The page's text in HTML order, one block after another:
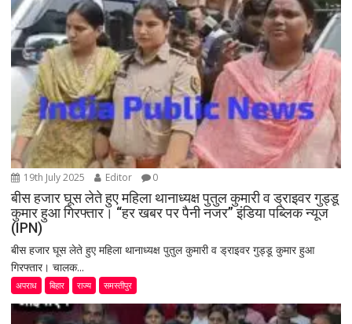
19th July 2025 Editor 0
बीस हजार घूस लेते हुए महिला थानाध्यक्ष पुतुल कुमारी व ड्राइवर गुड्डू
कुमार हुआ गिरफ्तार। “हर खबर पर पैनी नजर” इंडिया पब्लिक न्यूज
(IPN)
बीस हजार घूस लेते हुए महिला थानाध्यक्ष पुतुल कुमारी व ड्राइवर गुड्डू कुमार हुआ
गिरफ्तार। चालक...
अपराध बिहार राज्य समस्तीपुर